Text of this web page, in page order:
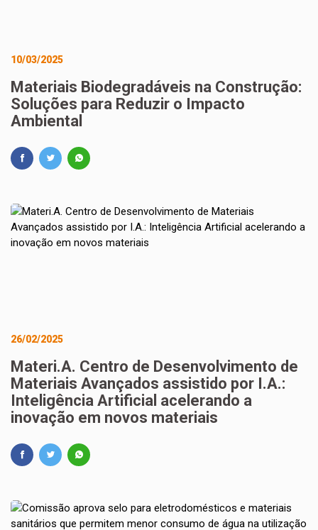
10/03/2025
Materiais Biodegradáveis na Construção:
Soluções para Reduzir o Impacto
Ambiental
26/02/2025
Materi.A. Centro de Desenvolvimento de
Materiais Avançados assistido por I.A.:
Inteligência Artificial acelerando a
inovação em novos materiais